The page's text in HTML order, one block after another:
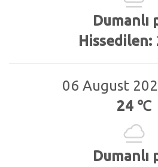
Dumanlı
Hissedilen:
06 August
24 ℃
Dumanlı